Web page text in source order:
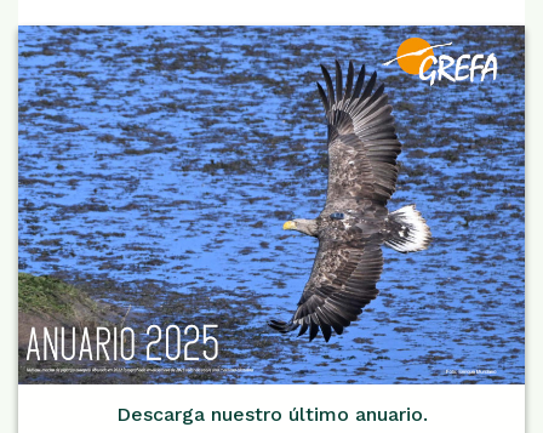
Descarga nuestro último anuario.